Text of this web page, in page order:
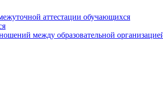
аттестации обучающихся
между образовательной